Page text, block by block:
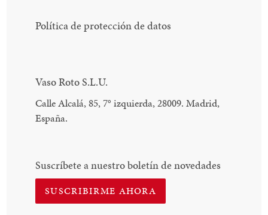
Política de protección de datos
Vaso Roto S.L.U.
Calle Alcalá, 85, 7° izquierda, 28009. Madrid,
España.
Suscríbete a nuestro boletín de novedades
SUSCRIBIRME AHORA